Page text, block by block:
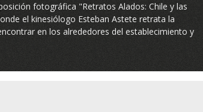
fotográfica "Retratos Alados: Chile y las
el kinesiólogo Esteban Astete retrata la
en los alrededores del establecimiento y